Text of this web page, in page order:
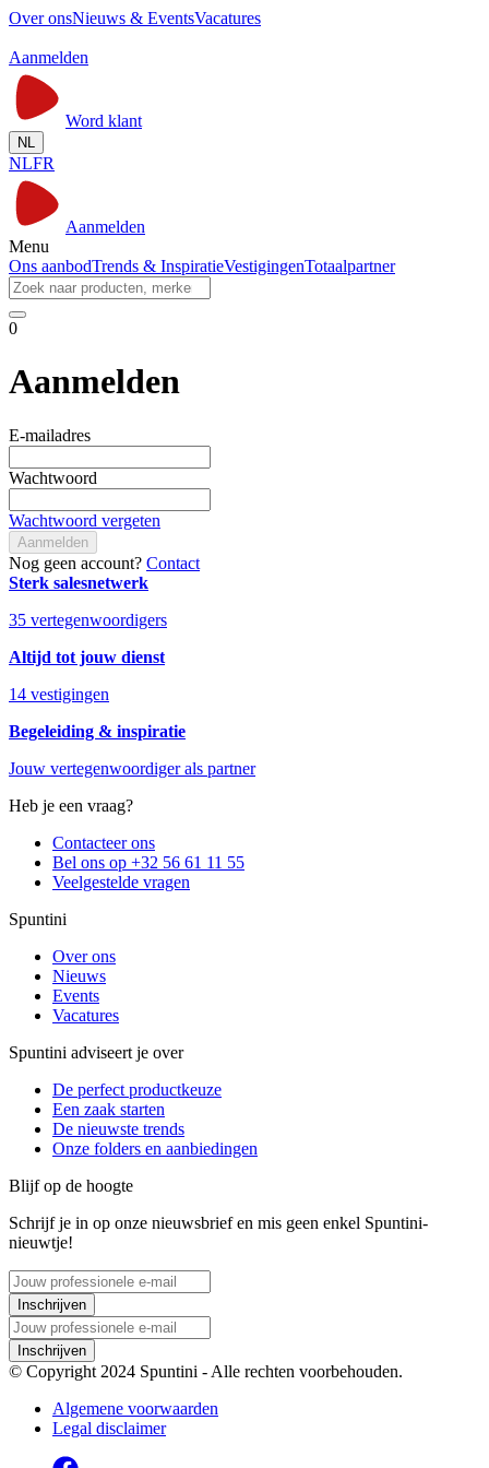
Over onsNieuws & EventsVacatures
Aanmelden
Word klant
NL
NLFR
Aanmelden
Menu
Ons aanbodTrends & InspiratieVestigingenTotaalpartner
0
Aanmelden
E-mailadres
Wachtwoord
Wachtwoord vergeten
Aanmelden
Nog geen account? Contact
Sterk salesnetwerk
35 vertegenwoordigers
Altijd tot jouw dienst
14 vestigingen
Begeleiding & inspiratie
Jouw vertegenwoordiger als partner
Heb je een vraag?
Contacteer ons
Bel ons op +32 56 61 11 55
Veelgestelde vragen
Spuntini
Over ons
Nieuws
Events
Vacatures
Spuntini adviseert je over
De perfect productkeuze
Een zaak starten
De nieuwste trends
Onze folders en aanbiedingen
Blijf op de hoogte
Schrijf je in op onze nieuwsbrief en mis geen enkel Spuntini-
nieuwtje!
Inschrijven
Inschrijven
© Copyright 2024 Spuntini - Alle rechten voorbehouden.
Algemene voorwaarden
Legal disclaimer